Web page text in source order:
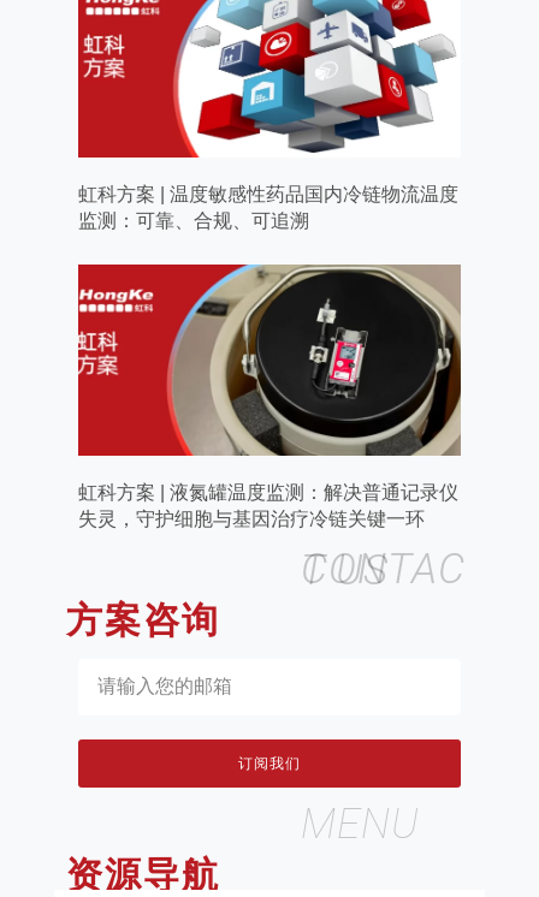
虹科方案 | 温度敏感性药品国内冷链物流温度
监测：可靠、合规、可追溯
虹科方案 | 液氮罐温度监测：解决普通记录仪
失灵，守护细胞与基因治疗冷链关键一环
方案咨询
CONTACT US
订阅我们
资源导航
MENU